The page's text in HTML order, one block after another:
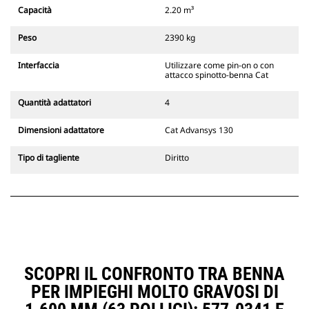
Cat sono compatibili con gli
gli escavatori gommati. Sono
larghezze per scavo di fossati.
sistema di attacco dedicato CW
fisse. Gli attacchi dedicati CW
bloccaggio a cuneo per mantenere
disponibili per tutti gli escavatori
Capacità 2.20 m³
Peso 2390 kg
Interfaccia
Utilizzare come pin-on o con
attacco spinotto-benna Cat
Quantità adattatori 4
Dimensioni adattatore Cat Advansys 130
Tipo di tagliente Diritto
SCOPRI IL CONFRONTO TRA BENNA
PER IMPIEGHI MOLTO GRAVOSI DI